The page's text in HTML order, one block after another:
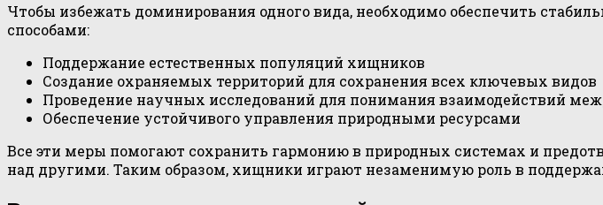
Чтобы избежать доминирования одного вида, необходимо обеспечить
способами:
Поддержание естественных популяций хищников
Создание охраняемых территорий для сохранения всех ключевых видов
Проведение научных исследований для понимания взаимодействий
Обеспечение устойчивого управления природными ресурсами
Все эти меры помогают сохранить гармонию в природных системах и
над другими. Таким образом, хищники играют незаменимую роль в